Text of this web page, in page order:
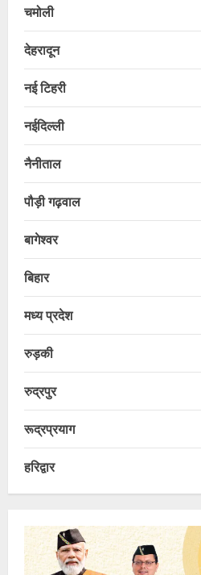
चमोली
देहरादून
नई टिहरी
नईदिल्ली
नैनीताल
पौड़ी गढ़वाल
बागेश्वर
बिहार
मध्य प्रदेश
रुड़की
रुद्रपुर
रूद्रप्रयाग
हरिद्वार